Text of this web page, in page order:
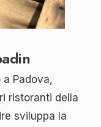
Padova,
ristoranti della
sviluppa la